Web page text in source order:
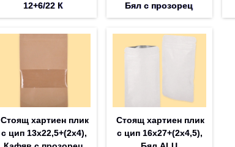
12+6/22 К
Бял с прозорец
Стоящ хартиен плик
с цип 13х22,5+(2х4),
Стоящ хартиен плик
с цип 16х27+(2х4,5),